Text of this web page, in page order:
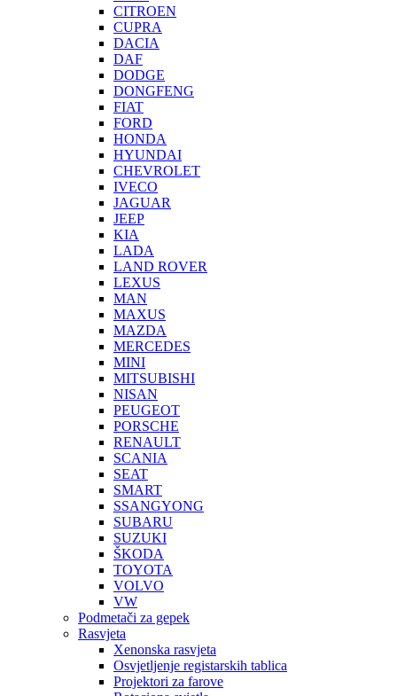
CITROEN
CUPRA
DACIA
DAF
DODGE
DONGFENG
FIAT
FORD
HONDA
HYUNDAI
CHEVROLET
IVECO
JAGUAR
JEEP
KIA
LADA
LAND ROVER
LEXUS
MAN
MAXUS
MAZDA
MERCEDES
MINI
MITSUBISHI
NISAN
PEUGEOT
PORSCHE
RENAULT
SCANIA
SEAT
SMART
SSANGYONG
SUBARU
SUZUKI
ŠKODA
TOYOTA
VOLVO
VW
Podmetači za gepek
Rasvjeta
Xenonska rasvjeta
Osvjetljenje registarskih tablica
Projektori za farove